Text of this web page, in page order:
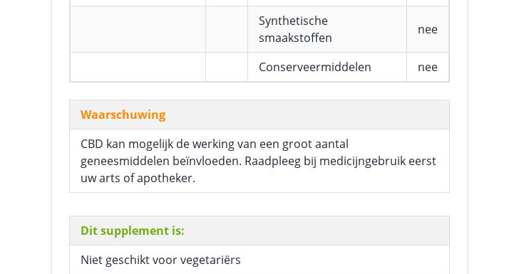
Synthetische
smaakstoffen
nee
Conserveermiddelen nee
Waarschuwing
CBD kan mogelijk de werking van een groot aantal
geneesmiddelen beïnvloeden. Raadpleeg bij medicijngebruik eerst
uw arts of apotheker.
Dit supplement is:
Niet geschikt voor vegetariërs